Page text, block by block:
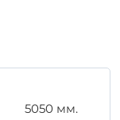
5050 мм.